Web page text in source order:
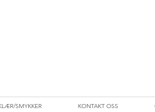
SMYKKER KONTAKT OSS